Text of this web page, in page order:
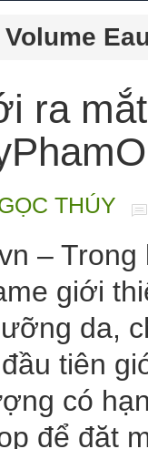
Volume
ra
THÚY
–
giới
da,
tiên
có
để đặt